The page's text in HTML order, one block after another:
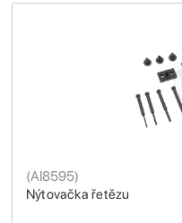
Nýtovačka řetězu
(AI8595)